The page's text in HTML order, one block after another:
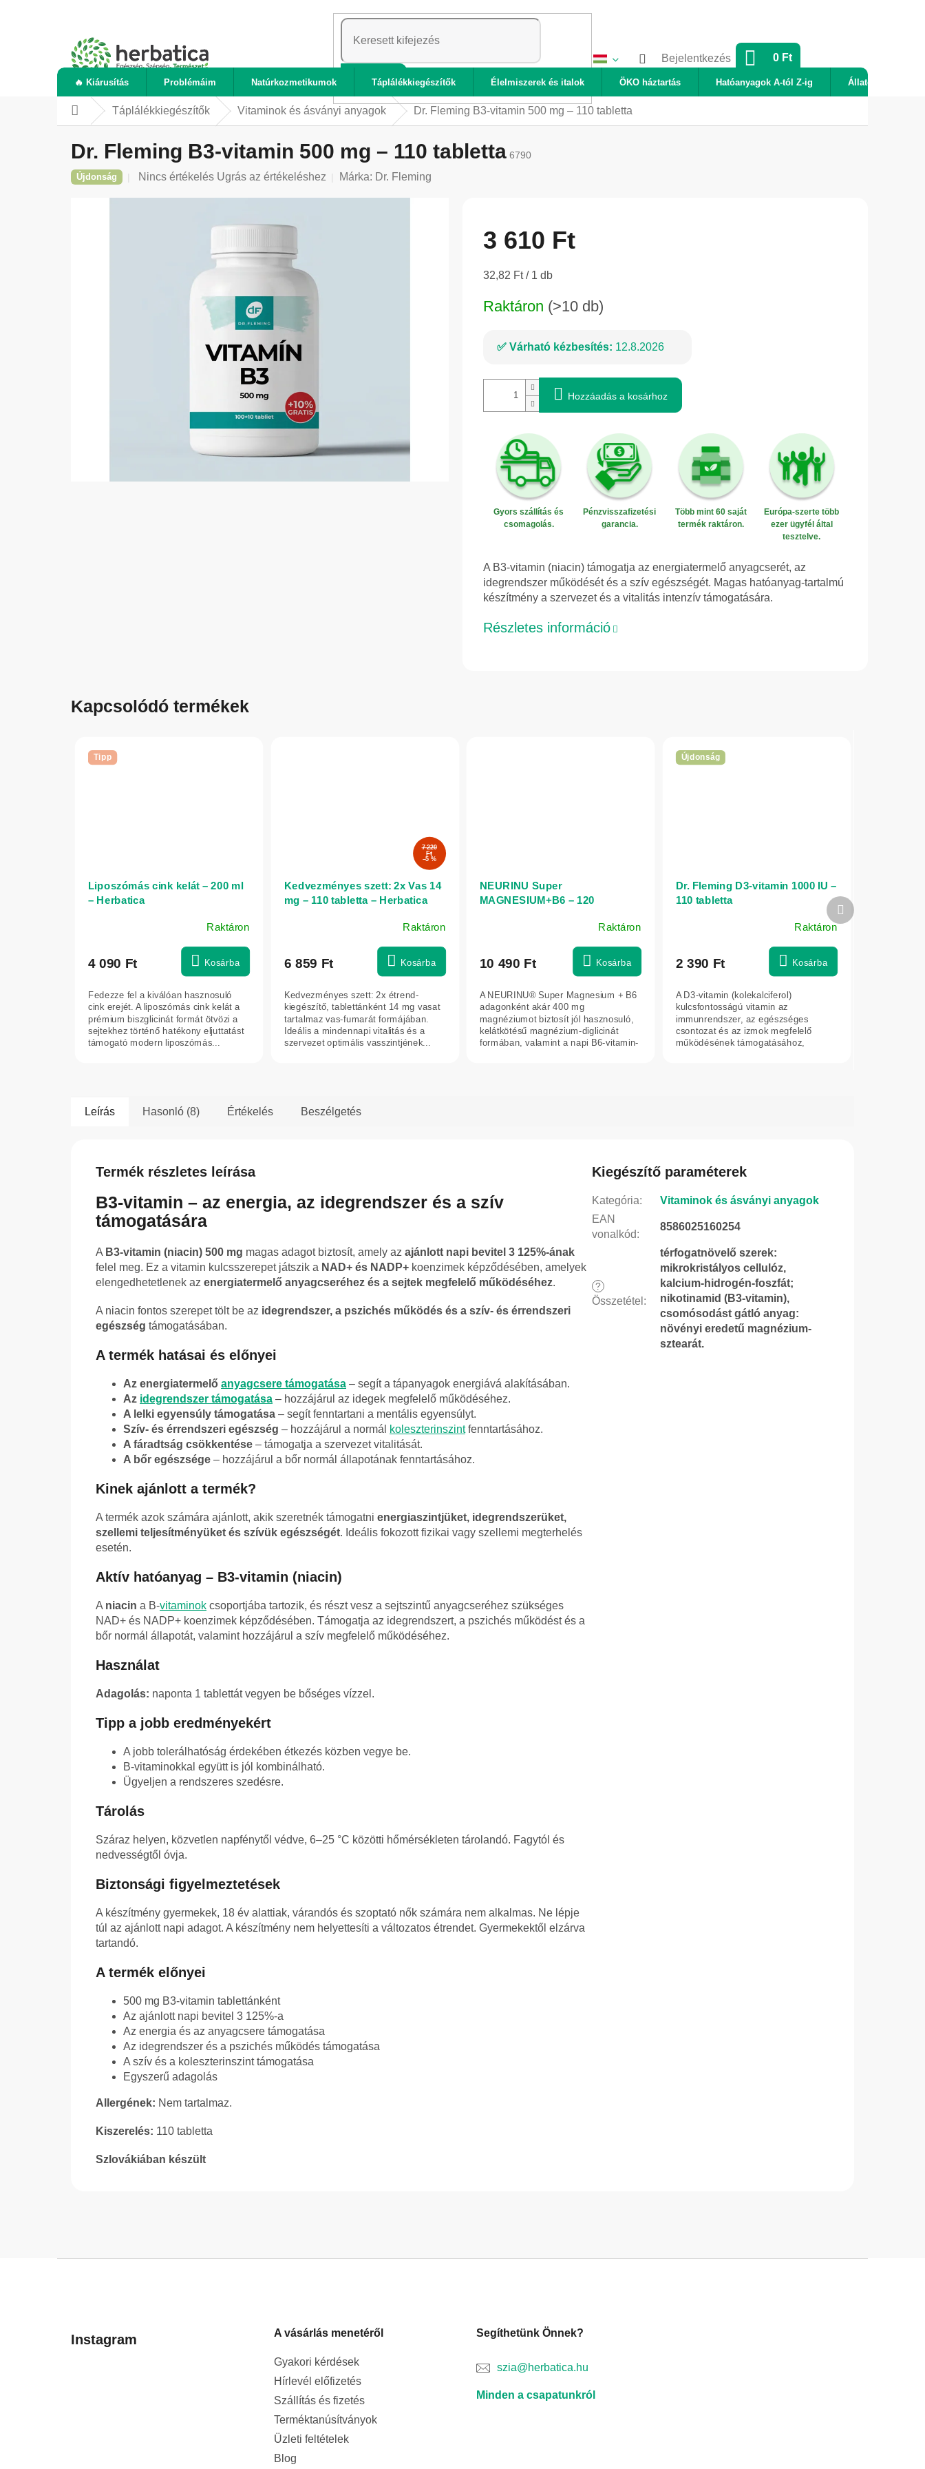
KERESÉS
Bejelentkezés KOSÁR
0 Ft
🔥 Kiárusítás Problémáim Natúrkozmetikumok Táplálékkiegészítők Élelmiszerek és italok ÖKO háztartás Hatóanyagok A-tól Z-ig Állatok
KezdőlapTáplálékkiegészítők Vitaminok és ásványi anyagok Dr. Fleming B3-vitamin 500 mg – 110 tabletta
Dr. Fleming B3-vitamin 500 mg – 110 tabletta 6790
Újdonság
A
Nincs értékelés Ugrás az értékeléshez Márka: Dr. Fleming
3 610 Ft
Egységár:
32,82 Ft / 1 db
Raktáron (>10 db)
Várható kézbesítés: 12.8.2026
Hozzáadás a kosárhoz
Gyors szállítás és
csomagolás.
Pénzvisszafizetési
garancia.
Több mint 60 saját
termék raktáron.
Európa-szerte több
ezer ügyfél által
tesztelve.
A B3-vitamin (niacin) támogatja az energiatermelő anyagcserét, az
idegrendszer működését és a szív egészségét. Magas hatóanyag-tartalmú
készítmény a szervezet és a vitalitás intenzív támogatására.
Részletes információ
Kapcsolódó termékek
Tipp
Liposzómás cink kelát – 200 ml
– Herbatica
Raktáron
4 090 Ft Kosárba
Fedezze fel a kiválóan hasznosuló
cink erejét. A liposzómás cink kelát a
prémium biszglicinát formát ötvözi a
sejtekhez történő hatékony eljuttatást
támogató modern liposzómás...
7 220
Ft
–5 %
Kedvezményes szett: 2x Vas 14
mg – 110 tabletta – Herbatica
Raktáron
6 859 Ft Kosárba
Kedvezményes szett: 2x étrend-
kiegészítő, tablettánként 14 mg vasat
tartalmaz vas-fumarát formájában.
Ideális a mindennapi vitalitás és a
szervezet optimális vasszintjének...
NEURINU Super
MAGNESIUM+B6 – 120
Raktáron
10 490 Ft Kosárba
A NEURINU® Super Magnesium + B6
adagonként akár 400 mg
magnéziumot biztosít jól hasznosuló,
kelátkötésű magnézium-diglicinát
formában, valamint a napi B6-vitamin-
Újdonság
Dr. Fleming D3-vitamin 1000 IU –
110 tabletta
Raktáron
2 390 Ft Kosárba
A D3-vitamin (kolekalciferol)
kulcsfontosságú vitamin az
immunrendszer, az egészséges
csontozat és az izmok megfelelő
működésének támogatásához,
Következő
termék
Leírás Hasonló (8) Értékelés Beszélgetés
Termék részletes leírása
B3-vitamin – az energia, az idegrendszer és a szív
támogatására
A B3-vitamin (niacin) 500 mg magas adagot biztosít, amely az ajánlott napi bevitel 3 125%-ának
felel meg. Ez a vitamin kulcsszerepet játszik a NAD+ és NADP+ koenzimek képződésében, amelyek
elengedhetetlenek az energiatermelő anyagcseréhez és a sejtek megfelelő működéséhez.
A niacin fontos szerepet tölt be az idegrendszer, a pszichés működés és a szív- és érrendszeri
egészség támogatásában.
A termék hatásai és előnyei
Az energiatermelő anyagcsere támogatása – segít a tápanyagok energiává alakításában.
Az idegrendszer támogatása – hozzájárul az idegek megfelelő működéséhez.
A lelki egyensúly támogatása – segít fenntartani a mentális egyensúlyt.
Szív- és érrendszeri egészség – hozzájárul a normál koleszterinszintfenntartásához.
A fáradtság csökkentése – támogatja a szervezet vitalitását.
A bőr egészsége – hozzájárul a bőr normál állapotának fenntartásához.
Kinek ajánlott a termék?
A termék azok számára ajánlott, akik szeretnék támogatni energiaszintjüket, idegrendszerüket,
szellemi teljesítményüket és szívük egészségét. Ideális fokozott fizikai vagy szellemi megterhelés
esetén.
Aktív hatóanyag – B3-vitamin (niacin)
A niacin a B-vitaminok csoportjába tartozik, és részt vesz a sejtszintű anyagcseréhez szükséges
NAD+ és NADP+ koenzimek képződésében. Támogatja az idegrendszert, a pszichés működést és a
bőr normál állapotát, valamint hozzájárul a szív megfelelő működéséhez.
Használat
Adagolás: naponta 1 tablettát vegyen be bőséges vízzel.
Tipp a jobb eredményekért
A jobb tolerálhatóság érdekében étkezés közben vegye be.
B-vitaminokkal együtt is jól kombinálható.
Ügyeljen a rendszeres szedésre.
Tárolás
Száraz helyen, közvetlen napfénytől védve, 6–25 °C közötti hőmérsékleten tárolandó. Fagytól és
nedvességtől óvja.
Biztonsági figyelmeztetések
A készítmény gyermekek, 18 év alattiak, várandós és szoptató nők számára nem alkalmas. Ne lépje
túl az ajánlott napi adagot. A készítmény nem helyettesíti a változatos étrendet. Gyermekektől elzárva
tartandó.
A termék előnyei
500 mg B3-vitamin tablettánként
Az ajánlott napi bevitel 3 125%-a
Az energia és az anyagcsere támogatása
Az idegrendszer és a pszichés működés támogatása
A szív és a koleszterinszint támogatása
Egyszerű adagolás
Allergének: Nem tartalmaz.
Kiszerelés: 110 tabletta
Szlovákiában készült
Kiegészítő paraméterek
Kategória:
Vitaminok és ásványi anyagok
EAN
vonalkód:
8586025160254
?
Összetétel :
térfogatnövelő szerek:
mikrokristályos cellulóz,
kalcium-hidrogén-foszfát;
nikotinamid (B3-vitamin),
csomósodást gátló anyag:
növényi eredetű magnézium-
sztearát.
Instagram A vásárlás menetéről
Gyakori kérdések
Hírlevél előfizetés
Szállítás és fizetés
Terméktanúsítványok
Üzleti feltételek
Blog
Segíthetünk Önnek?
szia@herbatica.hu
Minden a csapatunkról